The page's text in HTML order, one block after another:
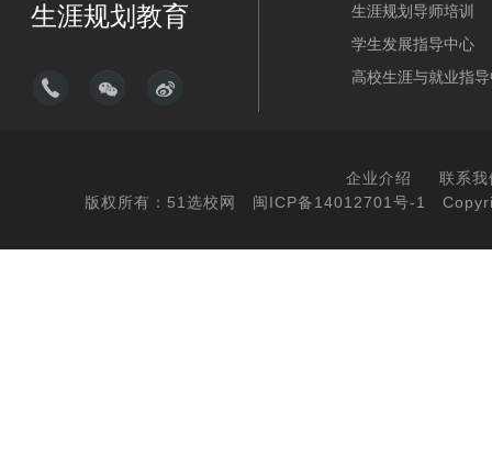
生涯规划教育
生涯规划导师培训
学生发展指导中心
高校生涯与就业指
企业介绍
联系我
版权所有：51选校网
闽ICP备14012701号-1